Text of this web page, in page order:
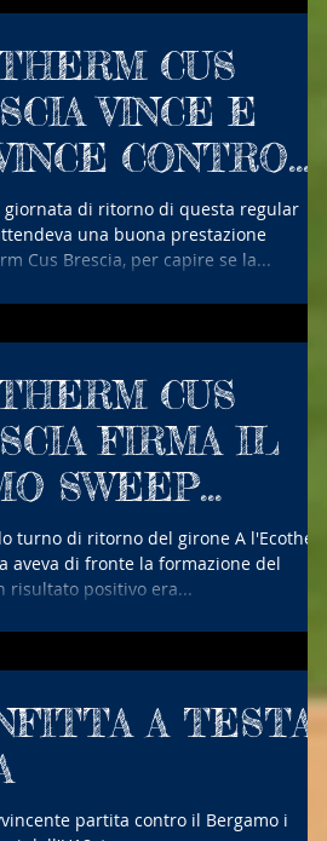
CUS
VINCE E
CONTRO
giornata di ritorno di questa regular
una buona prestazione
Cus Brescia, per capire se la...
CUS
FIRMA IL
SWEEP
E
IL TERZO
turno di ritorno del girone A l'Ecotherm
aveva di fronte la formazione del
risultato positivo era...
A TESTA
partita contro il Bergamo i